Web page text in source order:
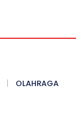
OLAHRAGA